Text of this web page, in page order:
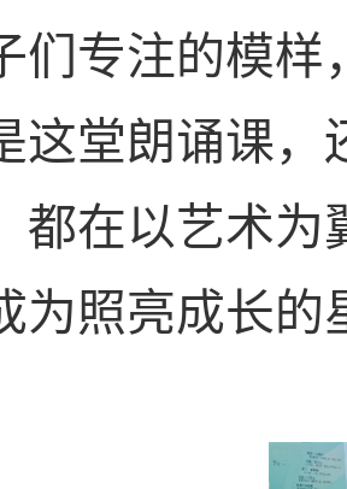
们专注的模样
这堂朗诵课，
都在以艺术为
为照亮成长的